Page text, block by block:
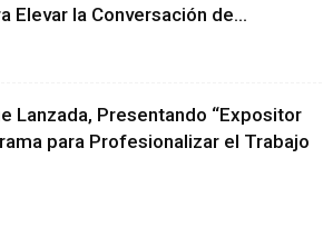
Elevar la Conversación de...
Lanzada, Presentando “Expositor
para Profesionalizar el Trabajo